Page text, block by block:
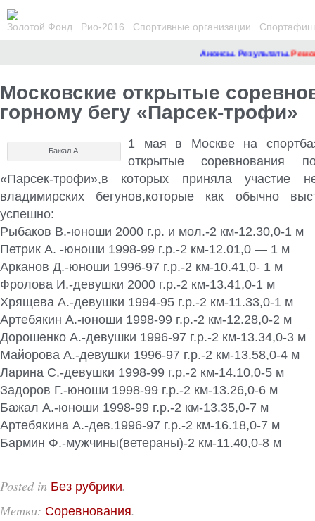
Золотой Фонд Рио-2016 Спортивные организации
Анонсы. Результаты.Ремонт
Московские открытые
горному бегу «Парсек-трофи»
Бажал А.
1 мая в Москве на
открытые соревнования
«Парсек-трофи»,в которых приняла участие
владимирских бегунов,которые как обычно
успешно:
Рыбаков В.-юноши 2000 г.р. и мол.-2 км-12.30,0-1 м
Петрик А. -юноши 1998-99 г.р.-2 км-12.01,0 — 1 м
Арканов Д.-юноши 1996-97 г.р.-2 км-10.41,0- 1 м
Фролова И.-девушки 2000 г.р.-2 км-13.41,0-1 м
Хрящева А.-девушки 1994-95 г.р.-2 км-11.33,0-1 м
Артебякин А.-юноши 1998-99 г.р.-2 км-12.28,0-2 м
Дорошенко А.-девушки 1996-97 г.р.-2 км-13.34,0-3 м
Майорова А.-девушки 1996-97 г.р.-2 км-13.58,0-4 м
Ларина С.-девушки 1998-99 г.р.-2 км-14.10,0-5 м
Задоров Г.-юноши 1998-99 г.р.-2 км-13.26,0-6 м
Бажал А.-юноши 1998-99 г.р.-2 км-13.35,0-7 м
Артебякина А.-дев.1996-97 г.р.-2 км-16.18,0-7 м
Бармин Ф.-мужчины(ветераны)-2 км-11.40,0-8 м
Posted in Без рубрики.
Метки: Соревнования.